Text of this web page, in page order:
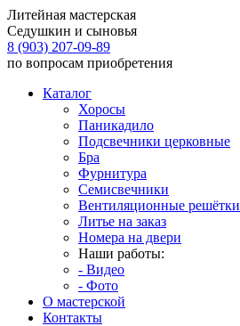
Литейная мастерская
Седушкин и сыновья
8 (903) 207-09-89
по вопросам приобретения
Каталог
Хоросы
Паникадило
Подсвечники церковные
Бра
Фурнитура
Семисвечники
Вентиляционные решётки
Литье на заказ
Номера на двери
Наши работы:
- Видео
- Фото
О мастерской
Контакты